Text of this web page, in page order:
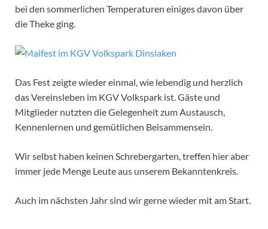
bei den sommerlichen Temperaturen einiges davon über
die Theke ging.
Das Fest zeigte wieder einmal, wie lebendig und herzlich
das Vereinsleben im KGV Volkspark ist. Gäste und
Mitglieder nutzten die Gelegenheit zum Austausch,
Kennenlernen und gemütlichen Beisammensein.
Wir selbst haben keinen Schrebergarten, treffen hier aber
immer jede Menge Leute aus unserem Bekanntenkreis.
Auch im nächsten Jahr sind wir gerne wieder mit am Start.